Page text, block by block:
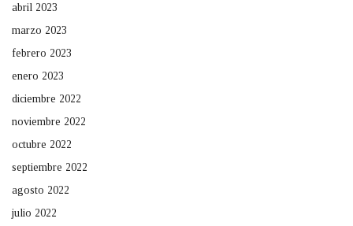
abril 2023
marzo 2023
febrero 2023
enero 2023
diciembre 2022
noviembre 2022
octubre 2022
septiembre 2022
agosto 2022
julio 2022